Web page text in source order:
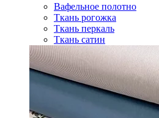
Вафельное полотно
Ткань рогожка
Ткань перкаль
Ткань сатин